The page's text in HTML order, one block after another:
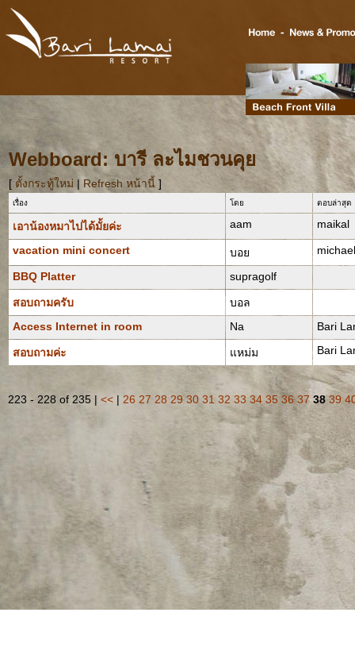
Webboard: บารี ละไมชวนคุย
[ ตั้งกระทู้ใหม่ | Refresh หน้านี้ ]
เรื่อง โดย ตอบล่าสุด
เอาน้องหมาไปได้มั้ยค่ะ aam maikal
vacation mini concert บอย
BBQ Platter supragolf
สอบถามครับ
บอล
Access Internet in room
Na Bari
สอบถามค่ะ แหม่ม Bari
223 - 228 of 235 | << | 26 27 28 29 30 31 32 33 34 35 36 37 38 39